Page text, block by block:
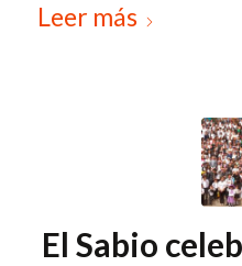
Leer más
El Sabio